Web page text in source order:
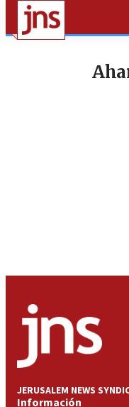
JERUSALEM NEWS
Información